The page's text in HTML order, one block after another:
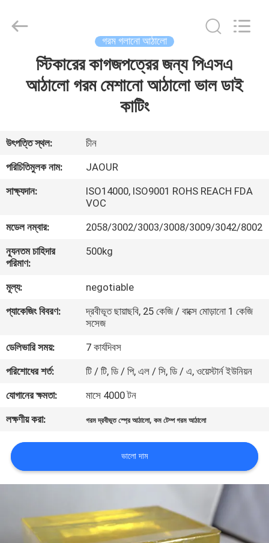
আমাদের
সম্পর্কে
কারখানা
ভ্রমণ
মান
নিয়ন্ত্রণ
আমাদের
সাথে
যোগাযোগ
খবর
মামলা
উদ্ধৃতি
Adhesive
Products
গরম গলানো আঠালো
স্টিকারের কাগজপত্রের জন্য পিএসএ
আঠালো গরম মেশানো আঠালো ভাল ডাই
কাটিং
উৎপত্তি স্থল:
চীন
পরিচিতিমুলক নাম:
JAOUR
সাক্ষ্যদান:
ISO14000, ISO9001 ROHS REACH FDA
VOC
মডেল নম্বার:
2058/3002/3003/3008/3009/3042/8002
ন্যূনতম চাহিদার
পরিমাণ:
500kg
মূল্য:
negotiable
প্যাকেজিং বিবরণ:
দ্রবীভূত ছায়াছবি, 25 কেজি / বাক্সে মোড়ানো 1 কেজি
সসেজ
ডেলিভারি সময়:
7 কার্যদিবস
পরিশোধের শর্ত:
টি / টি, ডি / পি, এল / সি, ডি / এ, ওয়েস্টার্ন ইউনিয়ন
যোগানের ক্ষমতা:
মাসে 4000 টন
লক্ষণীয় করা:
গরম দ্রবীভূত স্প্রে আঠালো,কম টেম্প গরম আঠালো
ভালো দাম